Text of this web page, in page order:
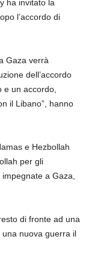
ha invitato la
l’accordo di
Gaza verrà
dell’accordo
e un accordo,
il Libano”, hanno
e Hezbollah
per gli
a Gaza,
di fronte ad una
nuova guerra il